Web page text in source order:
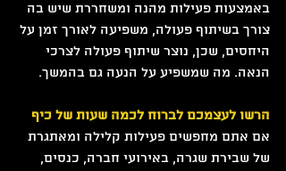
באמצעות פעילות מהנה ומשחררת שיש בה
צורך בשיתוף פעולה, משפיעה לאורך זמן על
היחסים, שכן, נוצר שיתוף פעולה לצרכי
הנאה. מה שמשפיע על הנעה גם בהמשך.
הרשו לעצמכם לברוח לכמה שעות של כיף
אם אתם מחפשים פעילות קלילה ומאתגרת
של שבירת שגרה, באירועי חברה, כנסים,